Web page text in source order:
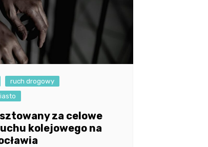
ruch drogowy
za celowe
kolejowego na